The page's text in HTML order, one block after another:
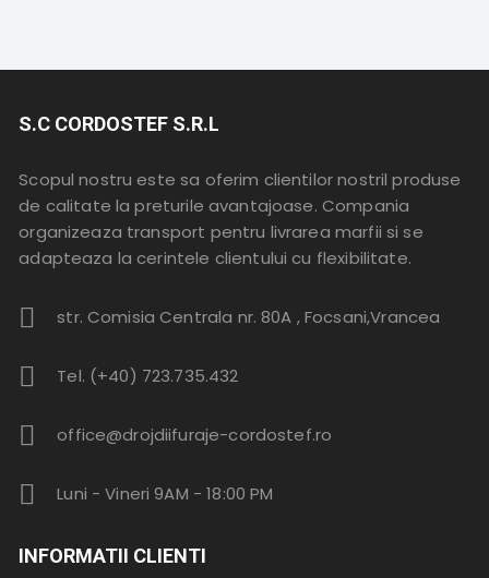
S.C CORDOSTEF S.R.L
Scopul nostru este sa oferim clientilor nostril produse
de calitate la preturile avantajoase. Compania
organizeaza transport pentru livrarea marfii si se
adapteaza la cerintele clientului cu flexibilitate.
str. Comisia Centrala nr. 80A , Focsani,Vrancea
Tel. (+40) 723.735.432
office@drojdiifuraje-cordostef.ro
Luni - Vineri 9AM - 18:00 PM
INFORMATII CLIENTI